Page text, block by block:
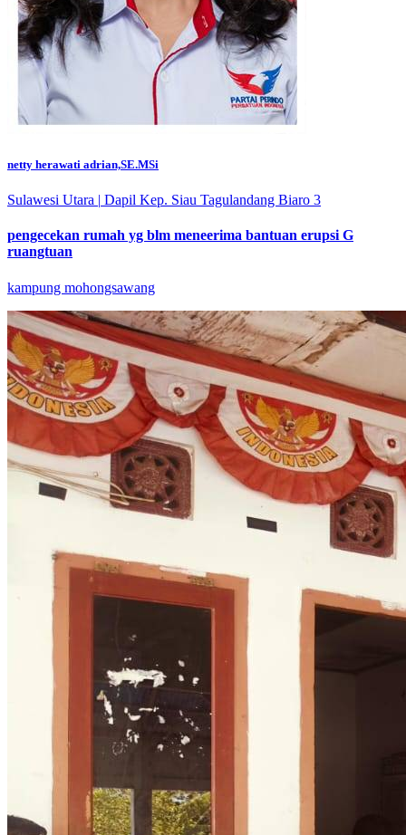
netty herawati adrian,SE.MSi
Sulawesi Utara | Dapil Kep. Siau Tagulandang Biaro 3
pengecekan rumah yg blm meneerima bantuan erupsi G
ruangtuan
kampung mohongsawang